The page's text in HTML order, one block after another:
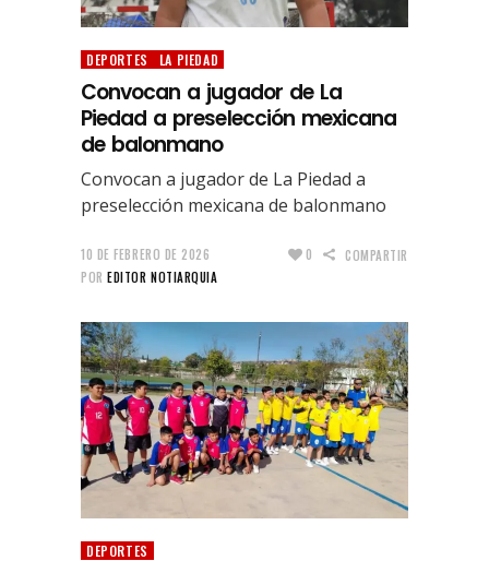
DEPORTES LA PIEDAD
Convocan a jugador de La
Piedad a preselección mexicana
de balonmano
Convocan a jugador de La Piedad a
preselección mexicana de balonmano
10 DE FEBRERO DE 2026
POR EDITOR NOTIARQUIA
0 COMPARTIR
DEPORTES